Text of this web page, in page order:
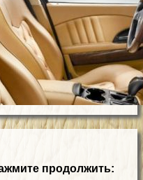
продолжить: